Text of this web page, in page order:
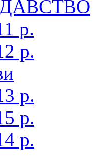
р.
р.
р.
р.
р.